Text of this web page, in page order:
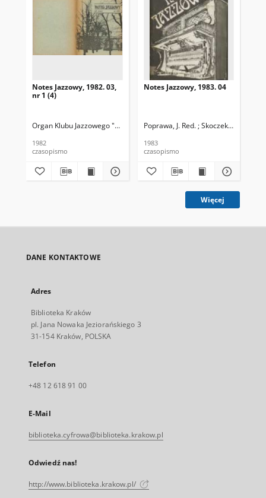
Notes Jazzowy, 1982. 03,
nr 1 (4)
Organ Klubu Jazzowego "Rotunda" Skoczek, T. Red.
1982
czasopismo
Notes Jazzowy, 1983. 04
Poprawa, J. Red. ; Skoczek T. Red.
1983
czasopismo
Więcej
DANE KONTAKTOWE
Adres
Biblioteka Kraków
pl. Jana Nowaka Jeziorańskiego 3
31-154 Kraków, POLSKA
Telefon
+48 12 618 91 00
E-Mail
biblioteka.cyfrowa@biblioteka.krakow.pl
Odwiedź nas!
http://www.biblioteka.krakow.pl/